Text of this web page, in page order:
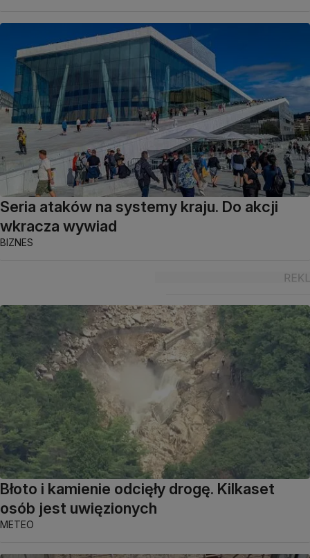
Seria ataków na systemy kraju. Do akcji
wkracza wywiad
BIZNES
Błoto i kamienie odcięły drogę. Kilkaset
osób jest uwięzionych
METEO